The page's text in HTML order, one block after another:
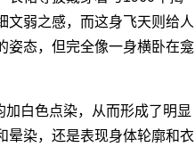
文弱之感，而这身飞天则给人
姿态，但完全像一身横卧在龛
白色点染，从而形成了明显
晕染，还是表现身体轮廓和衣